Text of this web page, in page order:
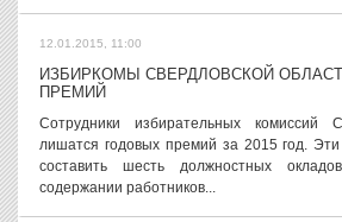
12.01.2015, 11:00
ИЗБИРКОМЫ СВЕРДЛОВСКОЙ
ПРЕМИЙ
Сотрудники избирательных комиссий
лишатся годовых премий за 2015 год.
составить шесть должностных
содержании работников...